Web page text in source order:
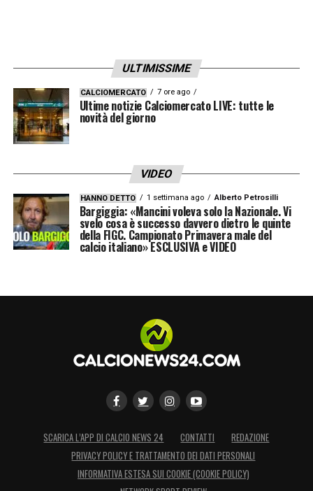
ULTIMISSIME
CALCIOMERCATO 7 ore ago
Ultime notizie Calciomercato LIVE: tutte le
novità del giorno
VIDEO
HANNO DETTO 1 settimana ago Alberto Petrosilli
Bargiggia: «Mancini voleva solo la Nazionale. Vi
svelo cosa è successo davvero dietro le quinte
della FIGC. Campionato Primavera male del
calcio italiano» ESCLUSIVA e VIDEO
SCARICA L’APP DI CALCIO NEWS 24 CONTATTI
REDAZIONE
PRIVACY POLICY E TRATTAMENTO DEI DATI PERSONALI
INFORMATIVA ESTESA SUI COOKIE (COOKIE POLICY)